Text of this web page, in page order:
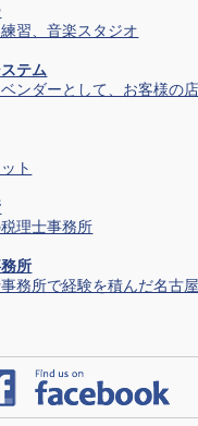
習、音楽スタジオ
テム
ンダーとして、お客様の
ト
理士事務所
所
務所で経験を積んだ名古